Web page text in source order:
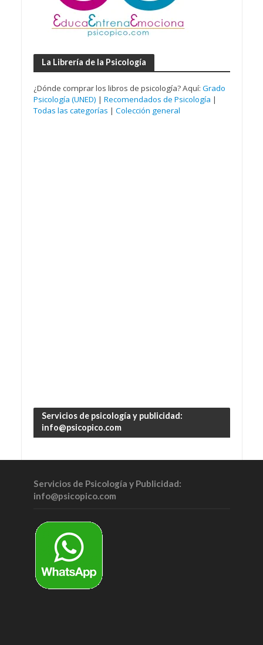
La Librería de la Psicología
¿Dónde comprar los libros de psicología? Aquí: Grado
Psicología (UNED) | Recomendados de Psicología |
Todas las categorías | Colección general
Servicios de psicología y publicidad:
info@psicopico.com
Servicios de Psicología y Publicidad:
info@psicopico.com